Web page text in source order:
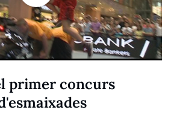
primer concurs